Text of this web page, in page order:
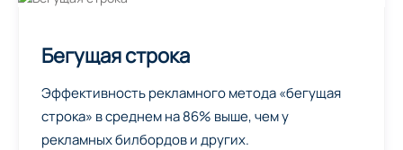
Бегущая строка
Эффективность рекламного метода «бегущая
строка» в среднем на 86% выше, чем у
рекламных билбордов и других.